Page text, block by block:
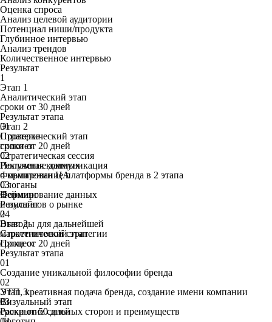
Оценка спроса
Анализ целевой аудитории
Потенциал ниши/продукта
Глубинное интервью
Анализ трендов
Количественное интервью
Результат
1
Этап 1
Аналитический этап
сроки от 30 дней
Результат этапа
01
Проверка
гипотез
02
Получение данных
о мышлении ЦА
03
Формирование данных
и инсайтов о рынке
04
Выводы для дальнейшей
маркетинговой стратегии
Процесс
Этап 2
Стратегический этап
сроки от 20 дней
Стратегическая сессия
Рекламная коммуникация
Формирование платформы бренда в 2 этапа
Слоганы
Нейминг
Результат
2
Этап 2
Стратегический этап
сроки от 20 дней
Результат этапа
01
Создание уникальной философии бренда
02
УТП, креативная подача бренда, создание имени компании
03
Раскрытие сильных сторон и преимуществ
Этап 3
Визуальный этап
сроки от50дней